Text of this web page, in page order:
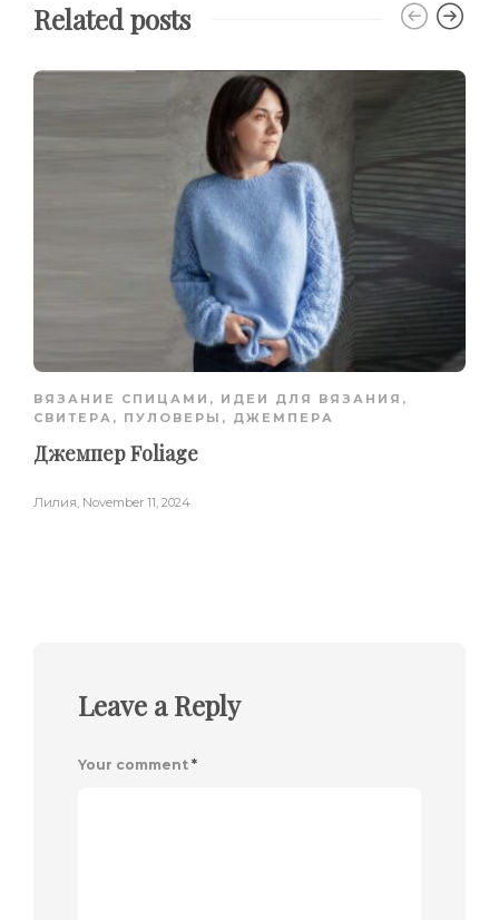
Related posts
ВЯЗАНИЕ СПИЦАМИ , ИДЕИ ДЛЯ ВЯЗАНИЯ ,
СВИТЕРА, ПУЛОВЕРЫ, ДЖЕМПЕРА
Джемпер Foliage
Лилия November 11, 2024
Leave a Reply
Your comment *